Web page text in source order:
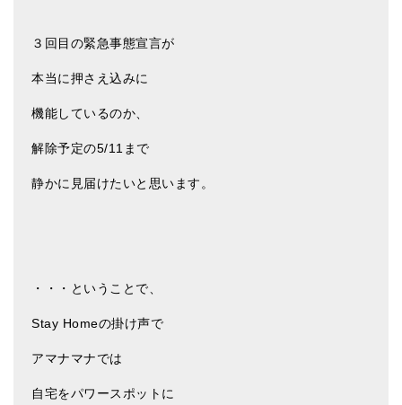
お香定期購入（ラクとくサブスク）
チベット高僧のオラクルカード
ベル＆ドルジェ
シンギングボウル入門本・CD
アウトレット
ヒーリング・マンダラポスター
ロゴステッカー・ポストカード各種
亡命チベット人尼僧のお守り・チャーム
チベット・マントラ・ヒーリングCD
３回目の緊急事態宣言が
本当に押さえ込みに
機能しているのか、
解除予定の5/11まで
静かに見届けたいと思います。
・・・ということで、
Stay Homeの掛け声で
アマナマナでは
自宅をパワースポットに